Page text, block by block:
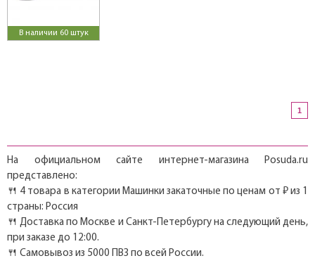
В наличии 60 штук
1
На официальном сайте интернет-магазина Posuda.ru
представлено:
🍴 4 товара в категории Машинки закаточные по ценам от ₽ из 1
страны: Россия
🍴 Доставка по Москве и Санкт-Петербургу на следующий день,
при заказе до 12:00.
🍴 Самовывоз из 5000 ПВЗ по всей России.